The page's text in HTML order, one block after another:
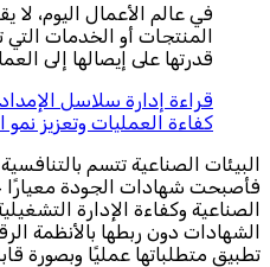
في عالم الأعمال اليوم،
المنتجات أو الخدمات التي
قدرتها على إيصالها إلى
قراءة إدارة سلاسل
كفاءة العمليات وتعزيز نمو
البيئات الصناعية تتسم
فأصبحت شهادات الجودة
الصناعية وكفاءة الإدارة
الشهادات دون ربطها بالأنظمة
تطبيق متطلباتها عمليًا وبصورة